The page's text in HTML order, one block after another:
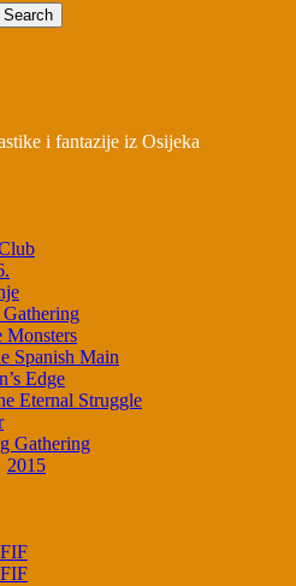
i fantazije iz Osijeka
Monsters
Spanish Main
Edge
Eternal Struggle
Gathering
2015